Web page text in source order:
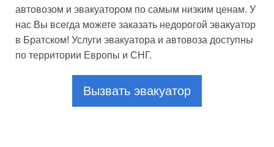
автовозом и эвакуатором по самым низким ценам. У
нас Вы всегда можете заказать недорогой эвакуатор
в Братском! Услуги эвакуатора и автовоза доступны
по территории Европы и СНГ.
Вызвать эвакуатор